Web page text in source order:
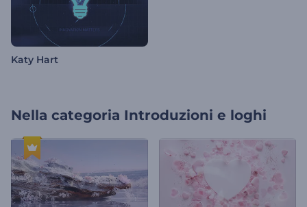
Katy Hart
Nella categoria Introduzioni e loghi